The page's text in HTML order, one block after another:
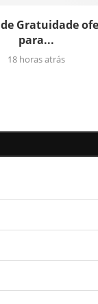
Gratuidade
para...
18 horas atrás